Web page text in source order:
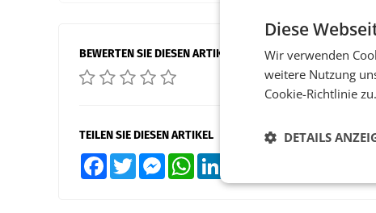
BEWERTEN SIE DIESEN ARTIKEL
TEILEN SIE DIESEN ARTIKEL
FacebookTwitter MessengerWhatsApp
Diese
Wir verwenden
weitere Nutzung
Cookie-Richtlinie zu.
DETAILS